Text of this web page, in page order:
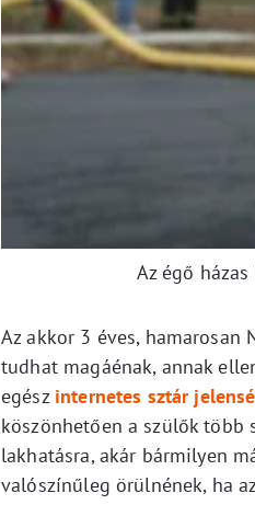
Az égő
Az akkor 3 éves,
tudhat magáénak, annak
egész internetes sztár
köszönhetően a szülők
lakhatásra, akár bármilyen
valószínűleg örülnének, ha